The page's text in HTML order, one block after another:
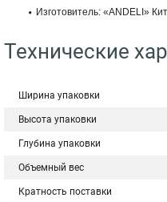
Изготовитель: «ANDELI»
Технические
Ширина упаковки
Высота упаковки
Глубина упаковки
Объемный вес
Кратность поставки